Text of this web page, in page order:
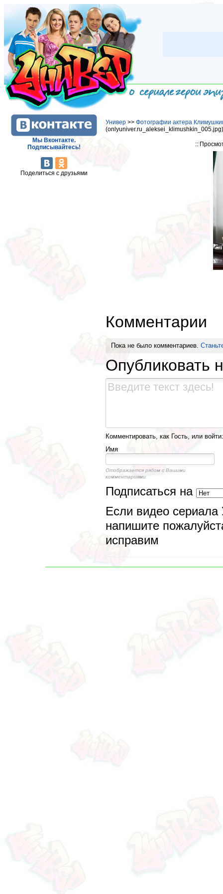
Мы Вконтакте.
Подписывайтесь!
Поделиться с друзьями
Универ >> Фотографии актера
::
Комментарии
Пока не было комментариев.
Опубликовать
Комментировать, как Гость, или войти:
Имя
Отображается рядом с Вашими
комментариями
Подписаться на
Если видео сериала
напишите
исправим